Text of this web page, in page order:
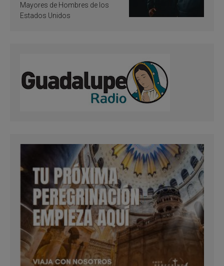
Mayores de Hombres de los
Estados Unidos